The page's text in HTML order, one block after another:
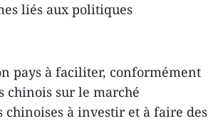
liés aux politiques
pays à faciliter, conformément
sur le marché
à investir et à faire des